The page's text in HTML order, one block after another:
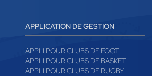
APPLICATION DE GESTION
APPLI POUR CLUBS DE FOOT
APPLI POUR CLUBS DE BASKET
APPLI POUR CLUBS DE RUGBY